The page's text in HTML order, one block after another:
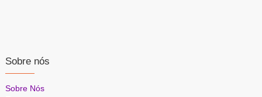
Sobre nós
Sobre Nós